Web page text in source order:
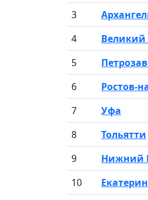
3
4 Великий
5
6 Ростов-
7 Уфа
8 Тольятти
9 Нижний
10